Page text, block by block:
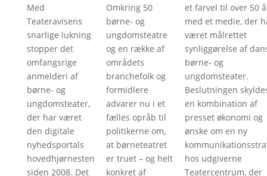
Med
Teateravisens
snarlige lukning
stopper det
omfangsrige
anmelderi af
børne- og
ungdomsteater,
der har været
den digitale
nyhedsportals
hovedhjørnesten
siden 2008. Det
Omkring 50
børne- og
ungdomsteatre
og en række af
områdets
branchefolk og
formidlere
advarer nu i et
fælles opråb til
politikerne om,
at børneteatret
er truet – og helt
konkret af
et farvel til over 50
med et medie, der
været målrettet
synliggørelse af
børne- og
ungdomsteater.
Beslutningen
en kombination af
presset økonomi og
ønske om en ny
hos udgiverne
Teatercentrum, der